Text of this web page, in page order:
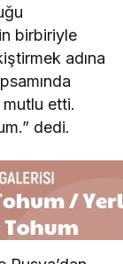
birbiriyle
adına
mutlu etti.
dedi.